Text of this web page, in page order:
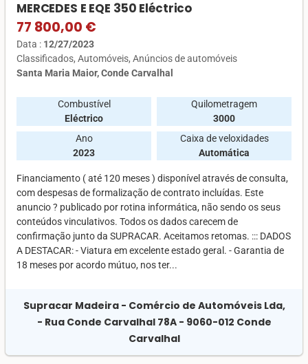
MERCEDES E EQE 350 Eléctrico
77 800,00 €
Data : 12/27/2023
Classificados Automóveis Anúncios de automóveis
Santa Maria Maior, Conde Carvalhal
Combustível
Eléctrico
Quilometragem
3000
Ano
2023
Caixa de veloxidades
Automática
Financiamento ( até 120 meses ) disponível através de consulta,
com despesas de formalização de contrato incluídas. Este
anuncio ? publicado por rotina informática, não sendo os seus
conteúdos vinculativos. Todos os dados carecem de
confirmação junto da SUPRACAR. Aceitamos retomas. ::: DADOS
A DESTACAR: - Viatura em excelente estado geral. - Garantia de
18 meses por acordo mútuo, nos ter...
Supracar Madeira - Comércio de Automóveis Lda,
- Rua Conde Carvalhal 78A - 9060-012 Conde
Carvalhal